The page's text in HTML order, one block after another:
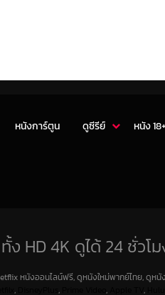
หนังการ์ตูน ดูซีรีย์ หนัง 18+
HD 4K ดูได้ 24 ชั่วโม
หนังออนไลน์ฟรี, ดูหนังใหม่พากย์ไทย, ดูหนั
, , , ,